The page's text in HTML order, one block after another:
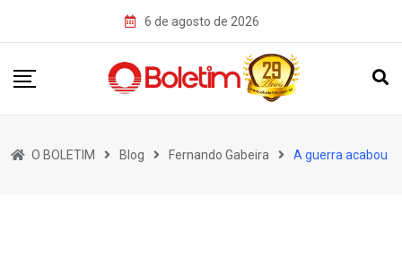
6 de agosto de 2026
O BOLETIM Blog Fernando Gabeira A guerra acabou